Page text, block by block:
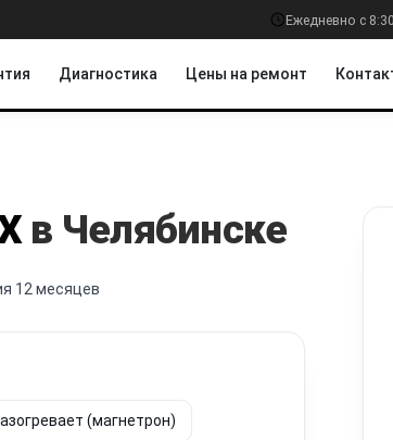
Ежедневно с
Диагностика Цены на ремонт
в Челябинске
12 месяцев
(магнетрон)